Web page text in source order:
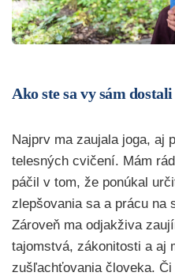
Ako ste sa vy sám
Najprv ma zaujala joga, aj
telesných cvičení. Mám
páčil v tom, že ponúkal
zlepšovania sa a prácu na
Zároveň ma odjakživa
tajomstvá, zákonitosti a aj
zušľachťovania človeka.